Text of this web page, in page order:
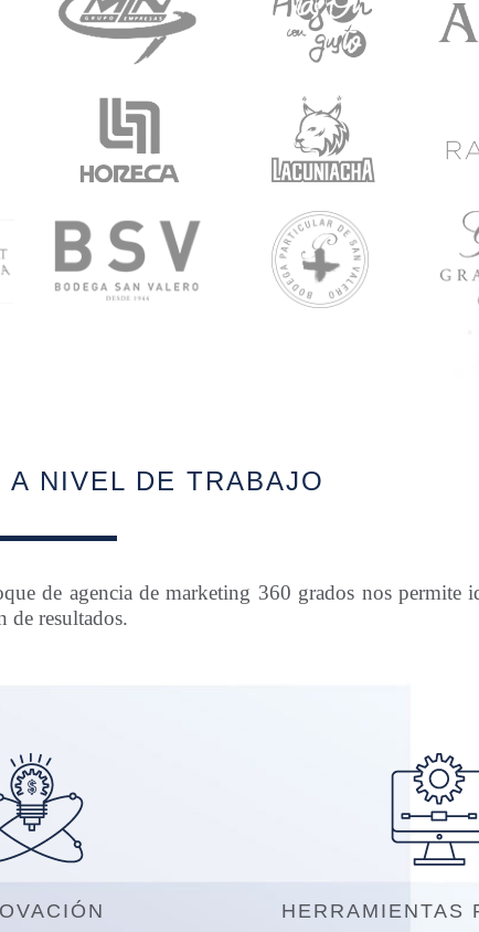
A NIVEL DE TRABAJO
de agencia de marketing 360 grados nos permite
de resultados.
HERRAMIENTAS